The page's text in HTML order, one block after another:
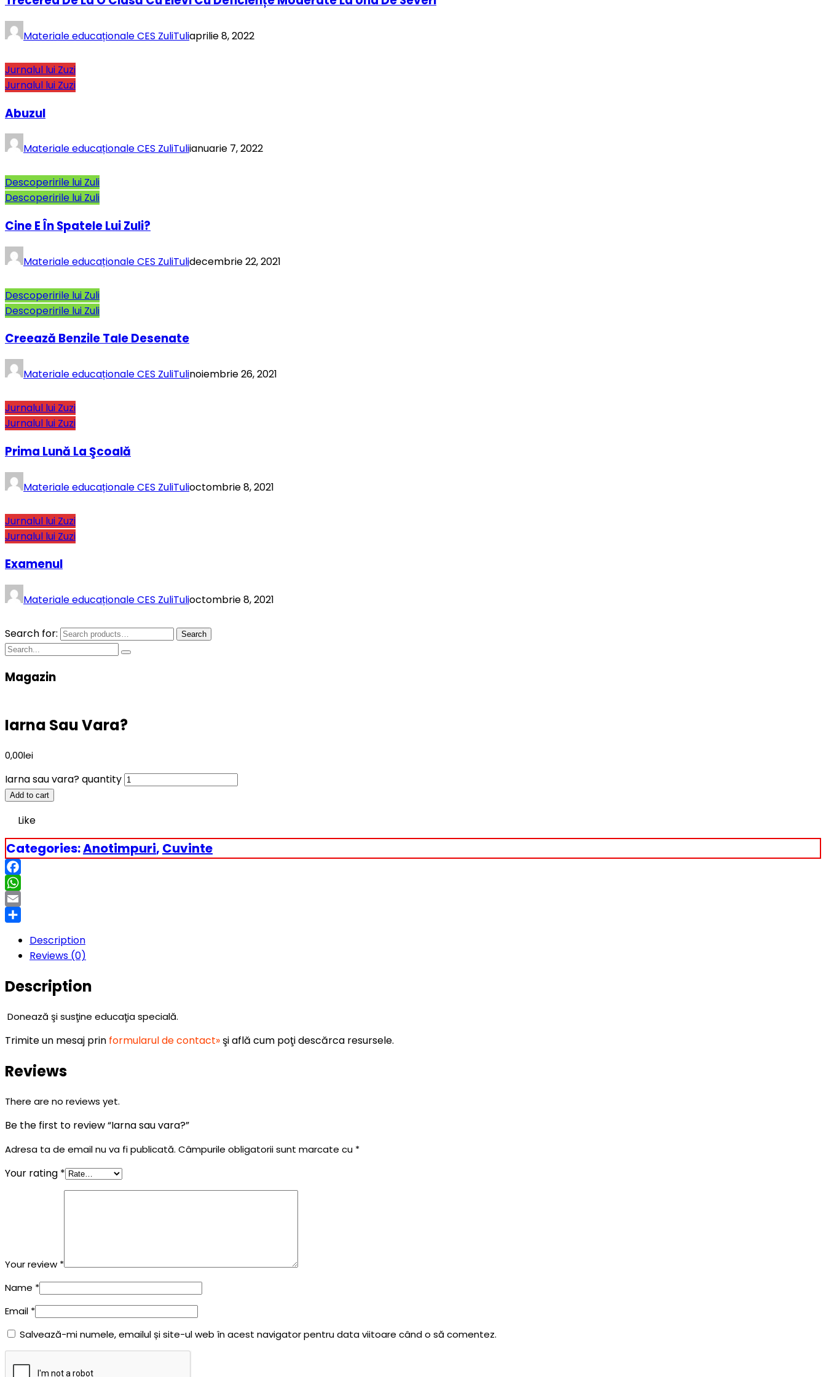
Materiale educaționale CES ZuliTuliaprilie 8, 2022
Jurnalul lui Zuzi
Jurnalul lui Zuzi
Abuzul
Materiale educaționale CES ZuliTuliianuarie 7, 2022
Descoperirile lui Zuli
Descoperirile lui Zuli
Cine E În Spatele Lui Zuli?
Materiale educaționale CES ZuliTulidecembrie 22, 2021
Descoperirile lui Zuli
Descoperirile lui Zuli
Creează Benzile Tale Desenate
Materiale educaționale CES ZuliTulinoiembrie 26, 2021
Jurnalul lui Zuzi
Jurnalul lui Zuzi
Prima Lună La Şcoală
Materiale educaționale CES ZuliTulioctombrie 8, 2021
Jurnalul lui Zuzi
Jurnalul lui Zuzi
Examenul
Materiale educaționale CES ZuliTulioctombrie 8, 2021
Search for: Search
Magazin
Iarna Sau Vara?
0,00lei
Iarna sau vara? quantity
Add to cart
Like
Categories:Anotimpuri, Cuvinte
Facebook
WhatsApp
Email
Description
Reviews (0)
Description
Donează şi susţine educaţia specială.
Trimite un mesaj prin formularul de contact»şi află cum poţi descărca resursele.
Reviews
There are no reviews yet.
Be the first to review “Iarna sau vara?”
Adresa ta de email nu va fi publicată. Câmpurile obligatorii sunt marcate cu *
Your rating *
Your review *
Name *
Email *
Salvează-mi numele, emailul și site-ul web în acest navigator pentru data viitoare când o să comentez.